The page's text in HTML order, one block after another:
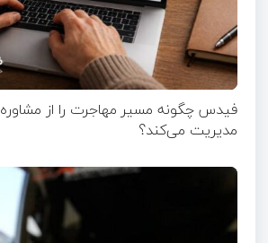
فیدس چگونه مسیر مهاجرت را از مشاوره
مدیریت می‌کند؟